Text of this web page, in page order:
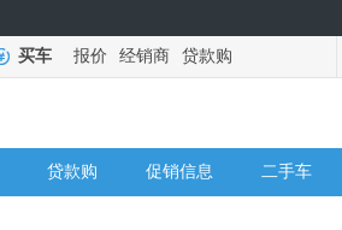
买车 报价 经销商 贷款购
贷款购 促销信息 二手车